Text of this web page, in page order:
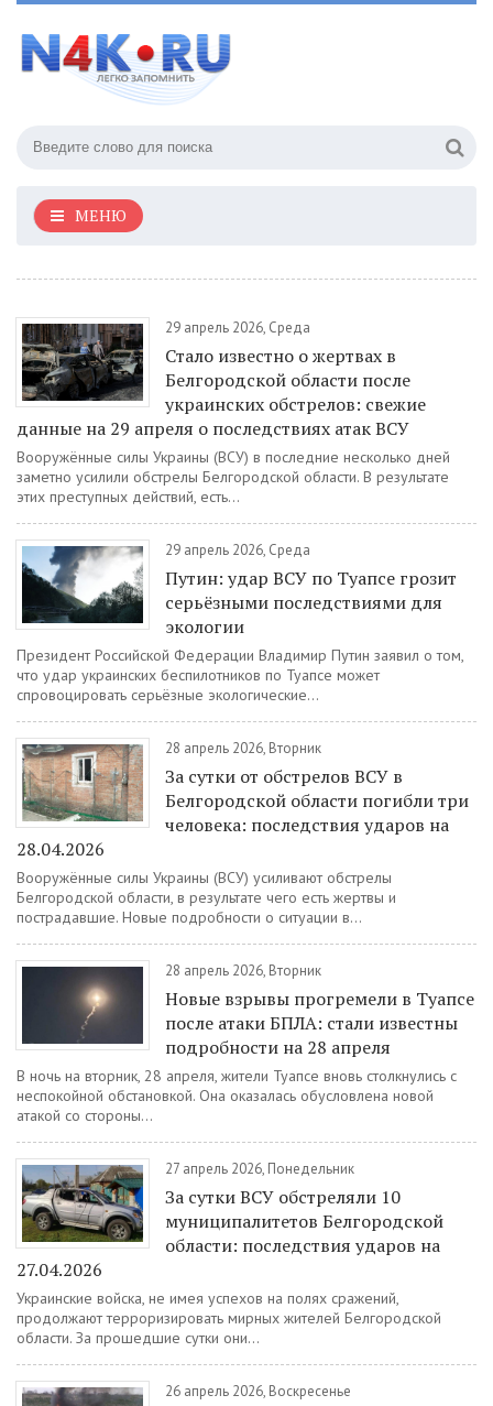
МЕНЮ
29 апрель 2026, Среда
Стало известно о жертвах в
Белгородской области после
украинских обстрелов: свежие
данные на 29 апреля о последствиях атак ВСУ
Вооружённые силы Украины (ВСУ) в последние несколько дней
заметно усилили обстрелы Белгородской области. В результате
этих преступных действий, есть...
29 апрель 2026, Среда
Путин: удар ВСУ по Туапсе грозит
серьёзными последствиями для
экологии
Президент Российской Федерации Владимир Путин заявил о том,
что удар украинских беспилотников по Туапсе может
спровоцировать серьёзные экологические...
28 апрель 2026, Вторник
За сутки от обстрелов ВСУ в
Белгородской области погибли три
человека: последствия ударов на
28.04.2026
Вооружённые силы Украины (ВСУ) усиливают обстрелы
Белгородской области, в результате чего есть жертвы и
пострадавшие. Новые подробности о ситуации в...
28 апрель 2026, Вторник
Новые взрывы прогремели в Туапсе
после атаки БПЛА: стали известны
подробности на 28 апреля
В ночь на вторник, 28 апреля, жители Туапсе вновь столкнулись с
неспокойной обстановкой. Она оказалась обусловлена новой
атакой со стороны...
27 апрель 2026, Понедельник
За сутки ВСУ обстреляли 10
муниципалитетов Белгородской
области: последствия ударов на
27.04.2026
Украинские войска, не имея успехов на полях сражений,
продолжают терроризировать мирных жителей Белгородской
области. За прошедшие сутки они...
26 апрель 2026, Воскресенье